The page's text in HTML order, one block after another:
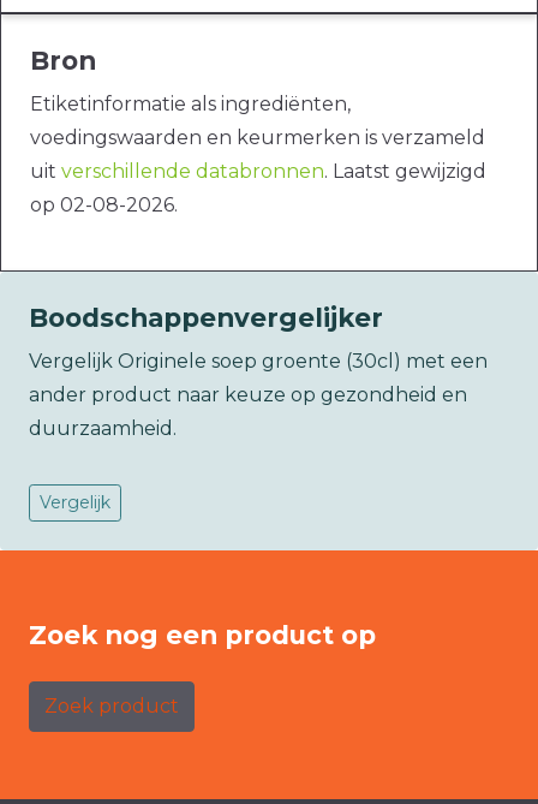
Bron
Etiketinformatie als ingrediënten,
voedingswaarden en keurmerken is verzameld
uit verschillende databronnen. Laatst gewijzigd
op 02-08-2026.
Boodschappenvergelijker
Vergelijk Originele soep groente (30cl) met een
ander product naar keuze op gezondheid en
duurzaamheid.
Vergelijk
Zoek nog een product op
Zoek product